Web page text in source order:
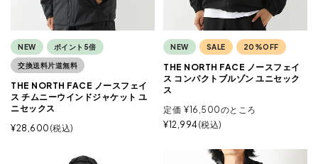
NEW ポイント5倍
交換送料片道無料
THE NORTH FACE ノースフェイ
ス チムニーウインドジャケット ユ
ニセックス
¥28,600 税込
NEW SALE 20%OFF
THE NORTH FACE ノースフェイ
ス コンパクトブルゾン ユニセック
ス
定価 ¥16,500のところ
¥12,994 税込